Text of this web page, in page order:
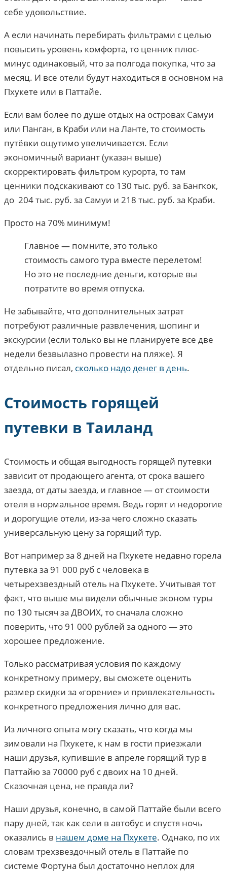
себе удовольствие.
А если начинать перебирать фильтрами с целью
повысить уровень комфорта, то ценник плюс-
минус одинаковый, что за полгода покупка, что за
месяц. И все отели будут находиться в основном на
Пхукете или в Паттайе.
Если вам более по душе отдых на островах Самуи
или Панган, в Краби или на Ланте, то стоимость
путёвки ощутимо увеличивается. Если
экономичный вариант (указан выше)
скорректировать фильтром курорта, то там
ценники подскакивают со 130 тыс. руб. за Бангкок,
до 204 тыс. руб. за Самуи и 218 тыс. руб. за Краби.
Просто на 70% минимум!
Главное — помните, это только
стоимость самого тура вместе перелетом!
Но это не последние деньги, которые вы
потратите во время отпуска.
Не забывайте, что дополнительных затрат
потребуют различные развлечения, шопинг и
экскурсии (если только вы не планируете все две
недели безвылазно провести на пляже). Я
отдельно писал, сколько надо денег в день.
Стоимость горящей
путевки в Таиланд
Стоимость и общая выгодность горящей путевки
зависит от продающего агента, от срока вашего
заезда, от даты заезда, и главное — от стоимости
отеля в нормальное время. Ведь горят и недорогие
и дорогущие отели, из-за чего сложно сказать
универсальную цену за горящий тур.
Вот например за 8 дней на Пхукете недавно горела
путевка за 91 000 руб с человека в
четырехзвездный отель на Пхукете. Учитывая тот
факт, что выше мы видели обычные эконом туры
по 130 тысяч за ДВОИХ, то сначала сложно
поверить, что 91 000 рублей за одного — это
хорошее предложение.
Только рассматривая условия по каждому
конкретному примеру, вы сможете оценить
размер скидки за «горение» и привлекательность
конкретного предложения лично для вас.
Из личного опыта могу сказать, что когда мы
зимовали на Пхукете, к нам в гости приезжали
наши друзья, купившие в апреле горящий тур в
Паттайю за 70000 руб с двоих на 10 дней.
Сказочная цена, не правда ли?
Наши друзья, конечно, в самой Паттайе были всего
пару дней, так как сели в автобус и спустя ночь
оказались в нашем доме на Пхукете. Однако, по их
словам трехзвездочный отель в Паттайе по
системе Фортуна был достаточно неплох для